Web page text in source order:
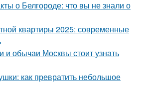
о Белгороде: что вы не знали о
квартиры 2025: современные
и обычаи Москвы стоит узнать
как превратить небольшое